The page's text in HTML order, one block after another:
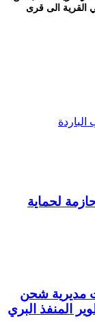
القرية الى قرى
لحماية
مديرية شحن
المنفذ البري